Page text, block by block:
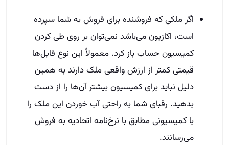
اگر ملکی که فروشنده برای فروش به شما سپرده
است، اکازیون می‌باشد نمی‌توان بر روی طی کردن
کمیسیون حساب باز کرد. معمولاً این نوع فایل‌ها
قیمتی کمتر از ارزش واقعی ملک دارند به همین
دلیل نباید برای کمیسیون بیشتر آن‌ها را از دست
بدهید. رقبای شما به راحتی آب خوردن این ملک را
با کمیسیونی مطابق با نرخ‌نامه اتحادیه به فروش
می‌رسانند.